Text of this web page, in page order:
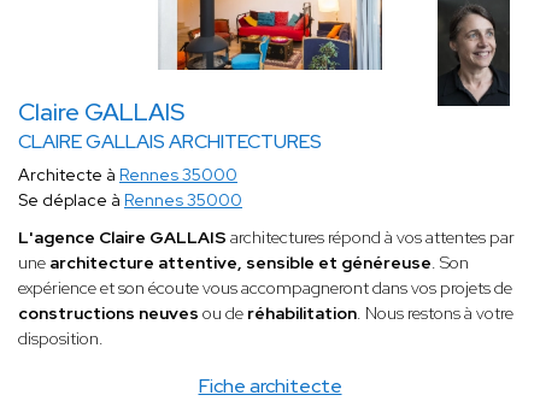
Claire GALLAIS
CLAIRE GALLAIS ARCHITECTURES
Fiche architecte
Architecte à Rennes 35000
Se déplace à Rennes 35000
L'agence Claire GALLAIS architectures répond à vos attentes par
une architecture attentive, sensible et généreuse. Son
expérience et son écoute vous accompagneront dans vos projets de
constructions neuves ou de réhabilitation. Nous restons à votre
disposition.